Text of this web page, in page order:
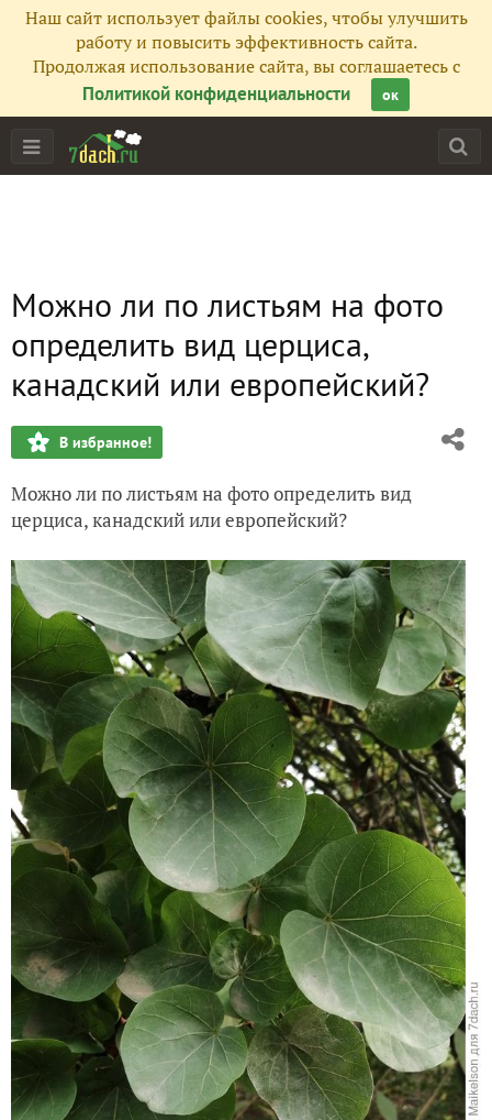
Наш сайт использует файлы cookies, чтобы улучшить
работу и повысить эффективность сайта.
Продолжая использование сайта, вы соглашаетесь с
Политикой конфиденциальности
ок
Можно ли по листьям на фото
определить вид церциса,
канадский или европейский?
В избранное!
Можно ли по листьям на фото определить вид
церциса, канадский или европейский?